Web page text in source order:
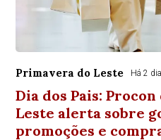
Primavera do Leste Há 2
Dia dos Pais:
Leste alerta sobre
promoções e